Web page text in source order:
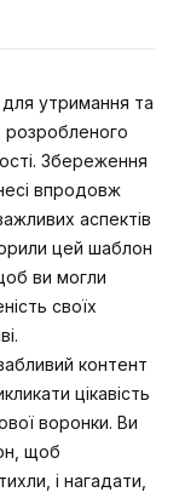
утримання та
розробленого
Збереження
впродовж
аспектів
цей шаблон
ви могли
своїх
контент
цікавість
воронки. Ви
щоб
і нагадати,